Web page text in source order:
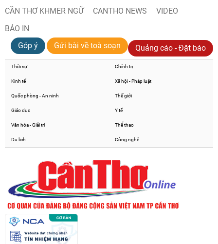
CẦN THƠ KHMER NGỮ CANTHO NEWS
VIDEO
BÁO IN
Góp ý
Gửi bài về toà soạn Quảng cáo - Đặt báo
Thời sự Chính trị
Kinh tế Xã hội - Pháp luật
Quốc phòng - An ninh Thế giới
Giáo dục Y tế
Văn hóa - Giải trí Thể thao
Du lịch Công nghệ